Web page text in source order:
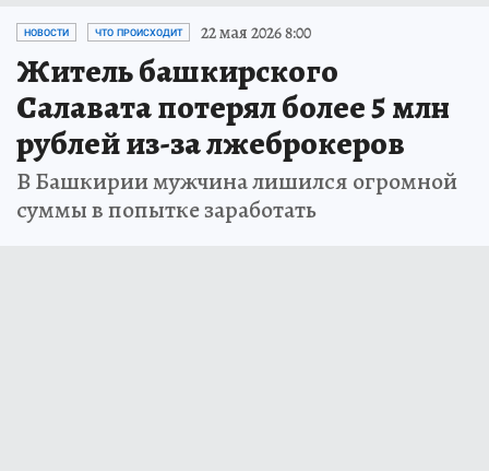
НОВОСТИ ЧТО ПРОИСХОДИТ 22 мая 2026 8:00
Житель башкирского
Салавата потерял более 5 млн
рублей из-за лжеброкеров
В Башкирии мужчина лишился огромной
суммы в попытке заработать